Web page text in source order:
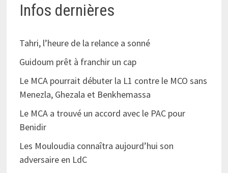
Infos dernières
Tahri, l’heure de la relance a sonné
Guidoum prêt à franchir un cap
Le MCA pourrait débuter la L1 contre le MCO sans
Menezla, Ghezala et Benkhemassa
Le MCA a trouvé un accord avec le PAC pour
Benidir
Les Mouloudia connaîtra aujourd’hui son
adversaire en LdC